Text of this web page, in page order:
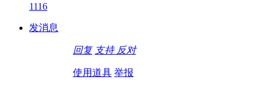
1116
发消息
回复 支持 反对
使用道具 举报